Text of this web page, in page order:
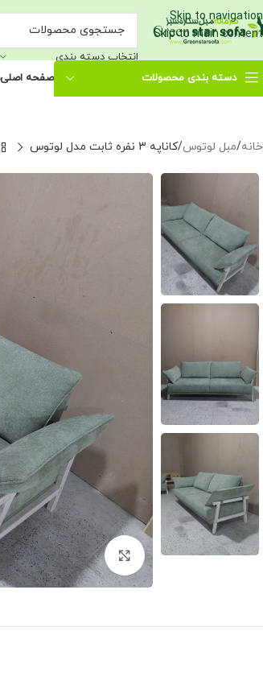
Skip to navigation
Skip to main content
انتخاب دسته بندی
دسته بندی محصولات
صفحه اصلی
خانه مبل لوتوس کاناپه 3 نفره ثابت مدل لوتوس
برای بزرگنمایی کلیک